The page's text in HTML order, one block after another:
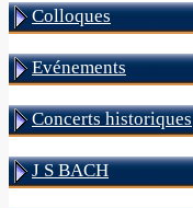
Colloques
Evénements
Concerts historiques
J S BACH